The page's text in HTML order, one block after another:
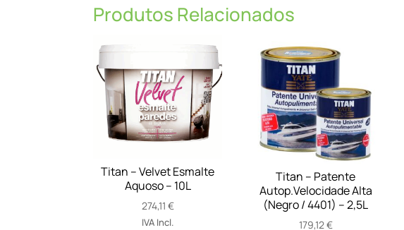
Produtos Relacionados
Titan – Velvet Esmalte
Aquoso – 10L
274,11 €
IVA Incl.
Titan – Patente
Autop.Velocidade Alta
(Negro / 4401) – 2,5L
179,12€